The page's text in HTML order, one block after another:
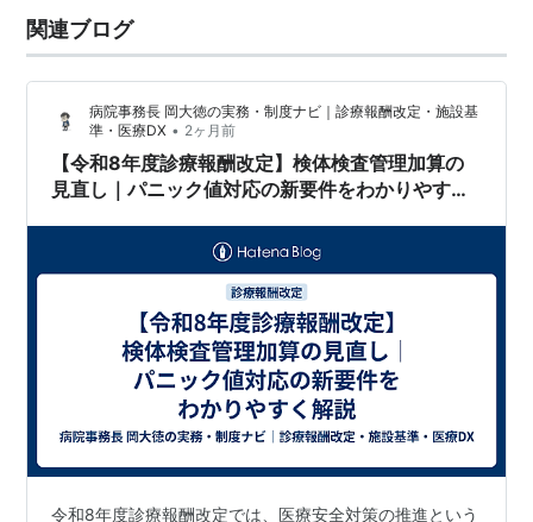
関連ブログ
病院事務長 岡大徳の実務・制度ナビ｜診療報酬改定・施設基
準・医療DX • 2ヶ月前
【令和8年度診療報酬改定】検体検査管理加算の
見直し｜パニック値対応の新要件をわかりやすく
令和8年度診療報酬改定では、医療安全対策の推進という